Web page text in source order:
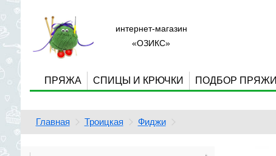
интернет-магазин
«ОЗИКС»
ПРЯЖА СПИЦЫ И КРЮЧКИ ПОДБОР ПРЯЖИ
Главная Троицкая Фиджи